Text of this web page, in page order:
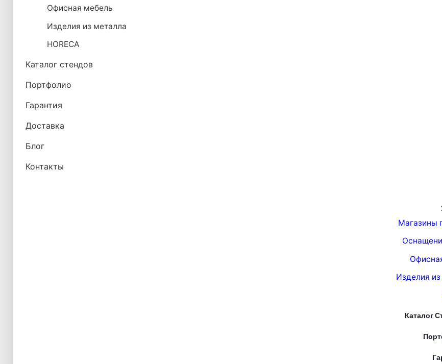
Офисная мебель
Изделия из металла
HORECA
Каталог стендов
Портфолио
Гарантия
Доставка
Блог
Контакты
Магазины
Изделия
Каталог